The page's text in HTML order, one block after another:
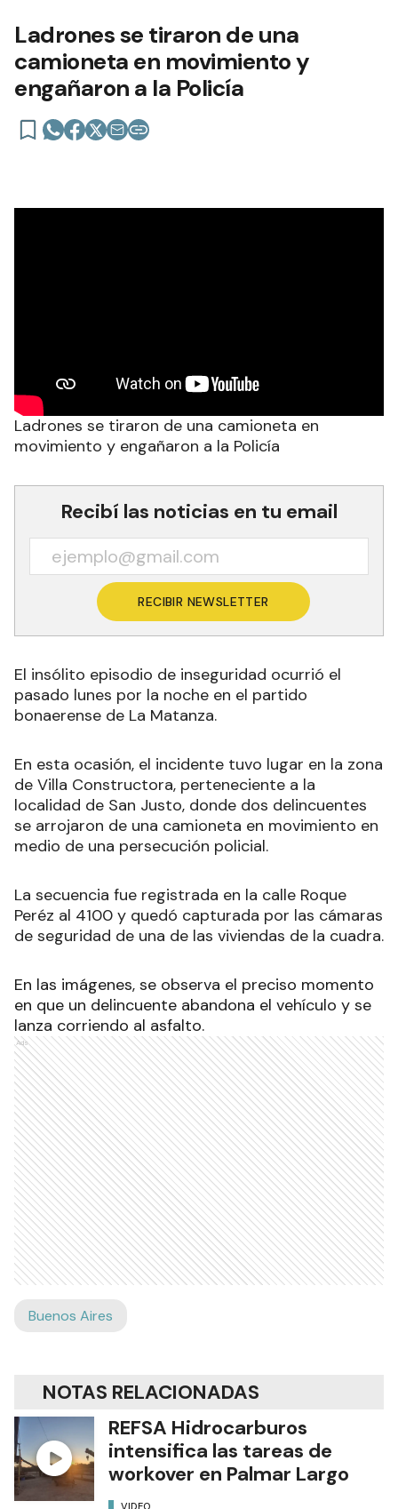
Ladrones se tiraron de una
camioneta en movimiento y
engañaron a la Policía
Ladrones se tiraron de una camioneta en
movimiento y engañaron a la Policía
Recibí las noticias en tu email
RECIBIR NEWSLETTER
El insólito episodio de inseguridad ocurrió el
pasado lunes por la noche en el partido
bonaerense de La Matanza.
En esta ocasión, el incidente tuvo lugar en la zona
de Villa Constructora, perteneciente a la
localidad de San Justo, donde dos delincuentes
se arrojaron de una camioneta en movimiento en
medio de una persecución policial.
La secuencia fue registrada en la calle Roque
Peréz al 4100 y quedó capturada por las cámaras
de seguridad de una de las viviendas de la cuadra.
En las imágenes, se observa el preciso momento
en que un delincuente abandona el vehículo y se
lanza corriendo al asfalto.
Ads
Buenos Aires
NOTAS RELACIONADAS
REFSA Hidrocarburos
intensifica las tareas de
workover en Palmar Largo